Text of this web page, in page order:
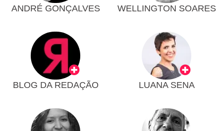
ANDRÉ GONÇALVES WELLINGTON SOARES
BLOG DA REDAÇÃO LUANA SENA